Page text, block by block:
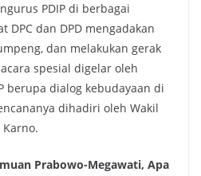
PDIP di berbagai
DPC dan DPD mengadakan
dan melakukan gerak
spesial digelar oleh
berupa dialog kebudayaan di
dihadiri oleh Wakil
Prabowo-Megawati, Apa